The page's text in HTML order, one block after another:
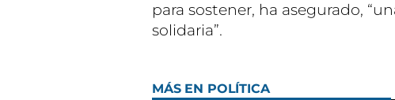
para sostener, ha asegurado,
solidaria”.
MÁS EN POLÍTICA